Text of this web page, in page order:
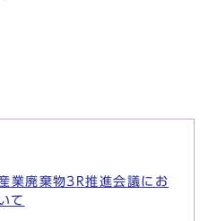
業廃棄物3R推進会議にお
て